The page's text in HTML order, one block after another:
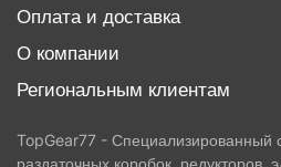
Оплата и доставка
О компании
Региональным клиентам
TopGear77 - Специализированный
раздаточных коробок, редукторов,